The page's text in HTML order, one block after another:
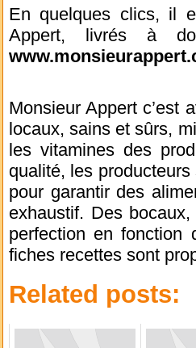
En quelques clics, il
Appert, livrés à
Monsieur Appert c’est
locaux, sains et sûrs,
les vitamines des
qualité, les
pour garantir des
exhaustif. Des
perfection en fonction
fiches recettes sont
Related posts: